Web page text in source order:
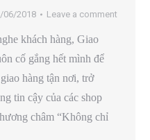
06/2018 Leave a comment
khách hàng, Giao
cố gắng hết mình để
hàng tận nơi, trở
tin cậy của các shop
châm “Không chỉ